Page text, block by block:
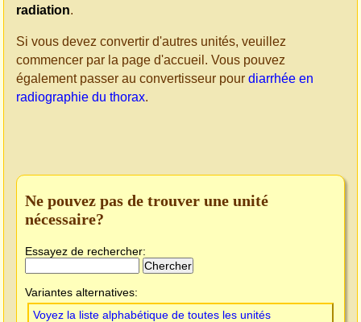
radiation.
Si vous devez convertir d'autres unités, veuillez
commencer par la page d'accueil. Vous pouvez
également passer au convertisseur pour diarrhée en
radiographie du thorax.
Ne pouvez pas de trouver une unité
nécessaire?
Essayez de rechercher:
Variantes alternatives:
Voyez la liste alphabétique de toutes les unités